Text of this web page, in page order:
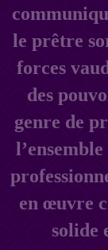
le prêtre
forces
des
genre de
en œuvre
solide